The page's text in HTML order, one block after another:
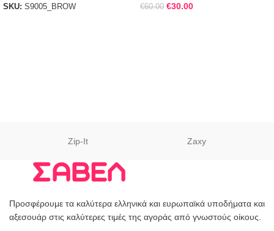
SKU: S9005_BROW
€60.00 €30.00
Zip-It Zaxy
Προσφέρουμε τα καλύτερα ελληνικά και ευρωπαϊκά υποδήματα και
αξεσουάρ στις καλύτερες τιμές της αγοράς από γνωστούς οίκους.